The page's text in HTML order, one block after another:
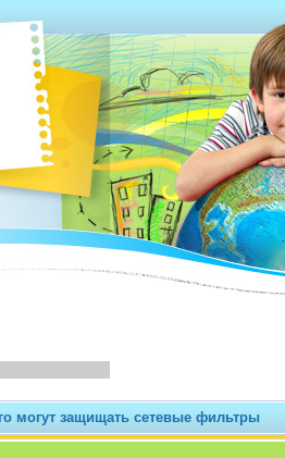
могут защищать сетевые фильтры